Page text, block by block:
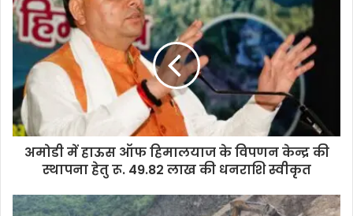
अमोडी में हाऊस ऑफ हिमालयाज के विपणन केन्द्र की
स्थापना हेतु रू. 49.82 लाख की धनराशि स्वीकृत